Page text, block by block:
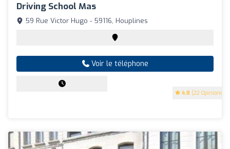
Driving School Mas
4.8 (22 Opinions)
59 Rue Victor Hugo - 59116, Houplines
Voir le téléphone